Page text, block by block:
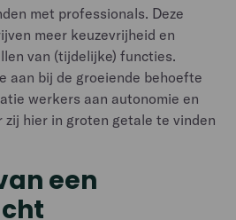
met professionals. Deze
meer keuzevrijheid en
van (tijdelijke) functies.
aan bij de groeiende behoefte
werkers aan autonomie en
hier in groten getale te vinden
een